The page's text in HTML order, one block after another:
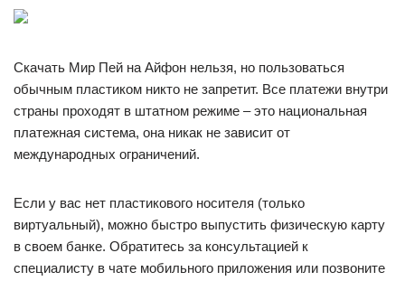
Скачать Мир Пей на Айфон нельзя, но пользоваться
обычным пластиком никто не запретит. Все платежи внутри
страны проходят в штатном режиме – это национальная
платежная система, она никак не зависит от
международных ограничений.
Если у вас нет пластикового носителя (только
виртуальный), можно быстро выпустить физическую карту
в своем банке. Обратитесь за консультацией к
специалисту в чате мобильного приложения или позвоните